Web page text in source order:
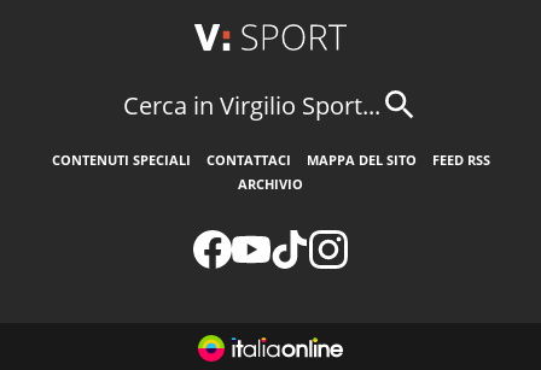
Cerca in Virgilio Sport...
CONTENUTI SPECIALI CONTATTACI MAPPA DEL SITO
FEED RSS
ARCHIVIO